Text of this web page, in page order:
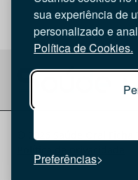
sua experiência de
personalizado e
Política de Cookies.
Preferências
© 2026 Saúde Oral Ficha